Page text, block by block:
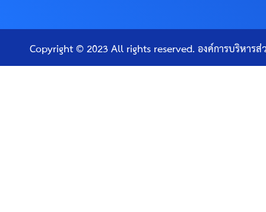
Copyright © 2023 All rights reserved. องค์การบริหาร